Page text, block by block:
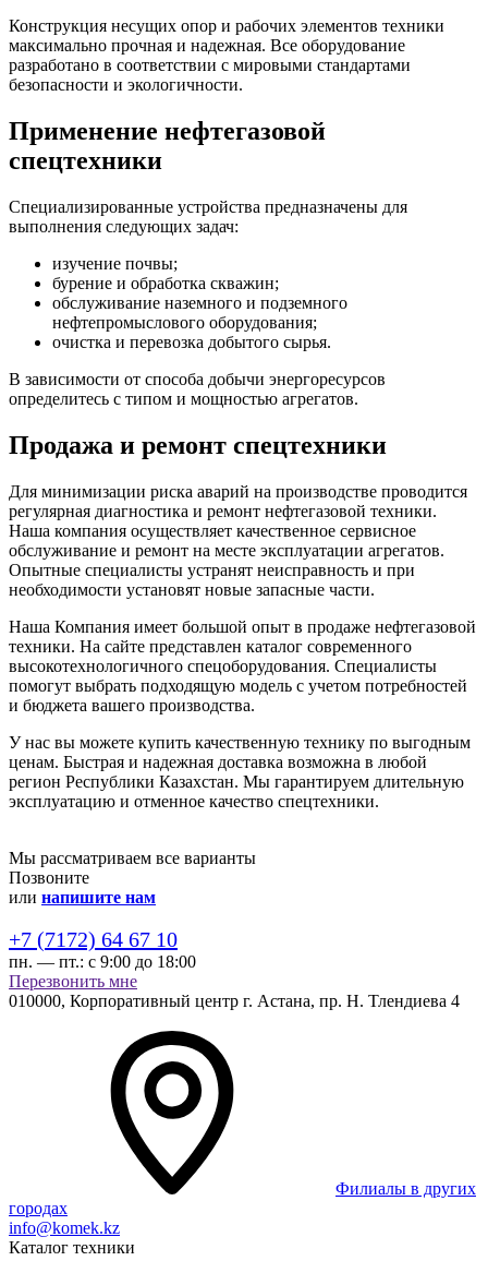
Конструкция несущих опор и рабочих элементов техники
максимально прочная и надежная. Все оборудование
разработано в соответствии с мировыми стандартами
безопасности и экологичности.
Применение нефтегазовой
спецтехники
Специализированные устройства предназначены для
выполнения следующих задач:
изучение почвы;
бурение и обработка скважин;
обслуживание наземного и подземного
нефтепромыслового оборудования;
очистка и перевозка добытого сырья.
В зависимости от способа добычи энергоресурсов
определитесь с типом и мощностью агрегатов.
Продажа и ремонт спецтехники
Для минимизации риска аварий на производстве проводится
регулярная диагностика и ремонт нефтегазовой техники.
Наша компания осуществляет качественное сервисное
обслуживание и ремонт на месте эксплуатации агрегатов.
Опытные специалисты устранят неисправность и при
необходимости установят новые запасные части.
Наша Компания имеет большой опыт в продаже нефтегазовой
техники. На сайте представлен каталог современного
высокотехнологичного спецоборудования. Специалисты
помогут выбрать подходящую модель с учетом потребностей
и бюджета вашего производства.
У нас вы можете купить качественную технику по выгодным
ценам. Быстрая и надежная доставка возможна в любой
регион Республики Казахстан. Мы гарантируем длительную
эксплуатацию и отменное качество спецтехники.
Мы рассматриваем все варианты
Позвоните
или напишите нам
+7 (7172) 64 67 10
пн. — пт.: с 9:00 до 18:00
Перезвонить мне
010000, Корпоративный центр г. Астана, пр. Н. Тлендиева 4
Филиалы в других
городах
info@komek.kz
Каталог техники